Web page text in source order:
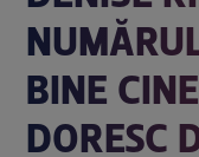
BINE
DORESC